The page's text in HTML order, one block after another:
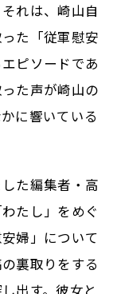
れは、崎山自
た「従軍慰安
ピソードであ
た声が崎山の
に響いている
た編集者・高
たし」をめぐ
婦」について
裏取りをする
出す。彼女と